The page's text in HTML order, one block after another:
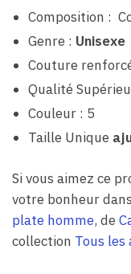
Composition :
Genre : Unisexe
Couture
Qualité
Couleur : 5
Taille Unique
Si vous aimez ce
votre bonheur
plate homme, de
collection Tous